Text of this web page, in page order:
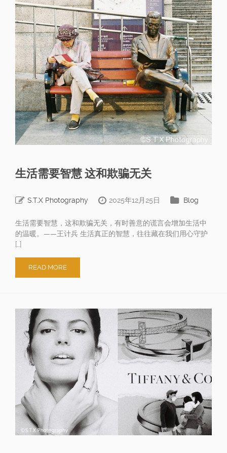
生活需要智慧 这和欺骗无关
S.T.X Photography 2025年12月25日 Blog
生活需要智慧，这和欺骗无关，有时善意的谎言会增加生活中
的温暖。——王计兵 生活真正的智慧，往往藏在我们用心守护
[…]
READ MORE